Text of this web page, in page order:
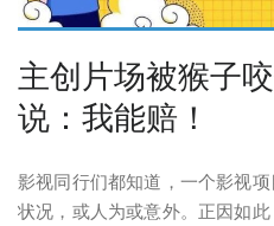
主创片场被猴子
说：我能赔！
影视同行们都知道，一个影视
状况，或人为或意外。正因如